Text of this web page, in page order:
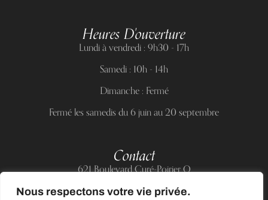
Nous respectons votre vie privée.
Heures D'ouverture
Lundi à vendredi : 9h30 - 17h
Samedi : 10h - 14h
Dimanche : Fermé
Fermé les samedis du 6 juin au 20 septembre
Contact
621 Boulevard Curé-Poirier O